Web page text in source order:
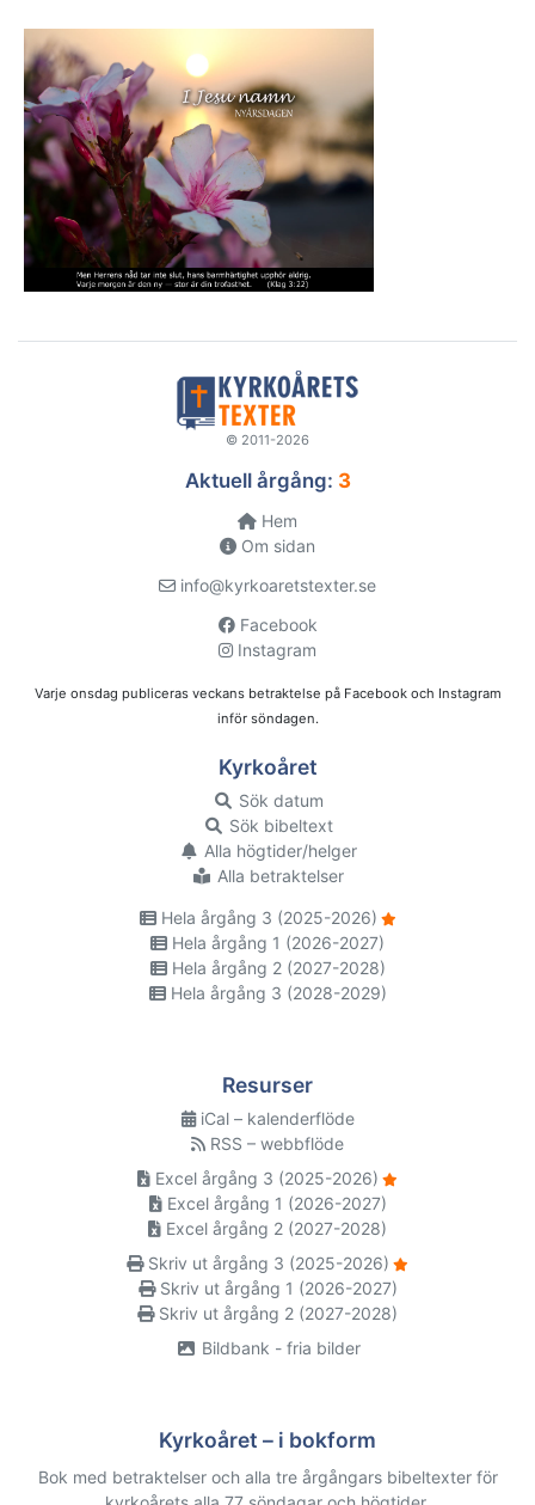
© 2011-2026
Aktuell årgång: 3
Hem
Om sidan
info@kyrkoaretstexter.se
Facebook
Instagram
Varje onsdag publiceras veckans betraktelse på Facebook och Instagram
inför söndagen.
Kyrkoåret
Sök datum
Sök bibeltext
Alla högtider/helger
Alla betraktelser
Hela årgång 3 (2025-2026)
Hela årgång 1 (2026-2027)
Hela årgång 2 (2027-2028)
Hela årgång 3 (2028-2029)
Resurser
iCal – kalenderflöde
RSS – webbflöde
Excel årgång 3 (2025-2026)
Excel årgång 1 (2026-2027)
Excel årgång 2 (2027-2028)
Skriv ut årgång 3 (2025-2026)
Skriv ut årgång 1 (2026-2027)
Skriv ut årgång 2 (2027-2028)
Bildbank - fria bilder
Kyrkoåret – i bokform
Bok med betraktelser och alla tre årgångars bibeltexter för